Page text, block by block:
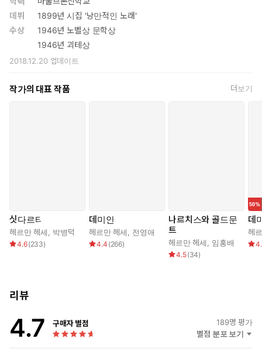
데뷔
1899년 시집 '낭만적인 노래'
수상
1946년 노벨상 문학상
1946년 괴테상
2018.12.20업데이트
작가의 대표 작품 더보기
싯다르타
헤르만 헤세, 박병덕
4.6(233)
데미안
헤르만 헤세, 전영애
4.4 (266)
나르치스와 골드문
트
헤르만 헤세, 임홍배
4.5(34)
데
헤
리뷰
4.7 구매자 별점 189명 평가
별점 분포 보기